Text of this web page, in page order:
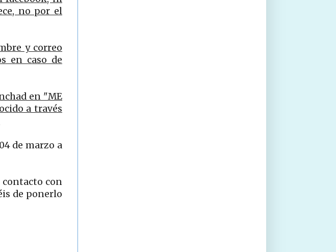
no por el
y correo
en caso de
en "ME
a través
de marzo a
contacto con
de ponerlo